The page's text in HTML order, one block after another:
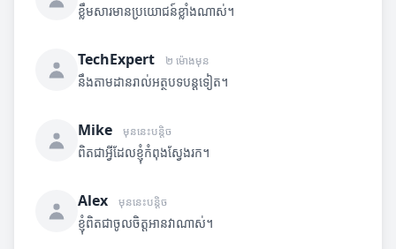
ខ្លឹមសារមានប្រយោជន៍ខ្លាំងណាស់។
TechExpert ២ ម៉ោងមុន
នឹងតាមដានរាល់អត្ថបទបន្តទៀត។
Mike មុននេះបន្តិច
ពិតជាអ្វីដែលខ្ញុំកំពុងស្វែងរក។
Alex មុននេះបន្តិច
ខ្ញុំពិតជាចូលចិត្តអានវាណាស់។